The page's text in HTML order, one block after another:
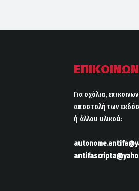
Για σχόλια,
αποστολή των
ή άλλου υλικού: